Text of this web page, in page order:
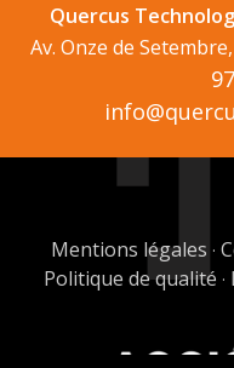
Quercus
Av. Onze de
Mentions légales ·
Politique de qualité ·